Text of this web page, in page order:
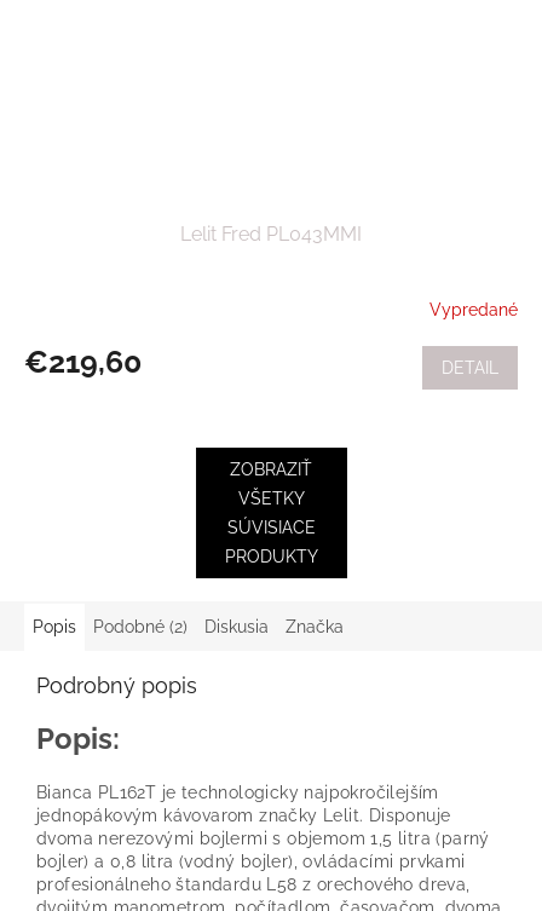
Lelit Fred PL043MMI
Vypredané
€219,60 DETAIL
ZOBRAZIŤ
VŠETKY
SÚVISIACE
PRODUKTY
Popis Podobné (2) Diskusia Značka
Podrobný popis
Popis:
Bianca PL162T je technologicky najpokročilejším
jednopákovým kávovarom značky Lelit. Disponuje
dvoma nerezovými bojlermi s objemom 1,5 litra (parný
bojler) a 0,8 litra (vodný bojler), ovládacími prvkami
profesionálneho štandardu L58 z orechového dreva,